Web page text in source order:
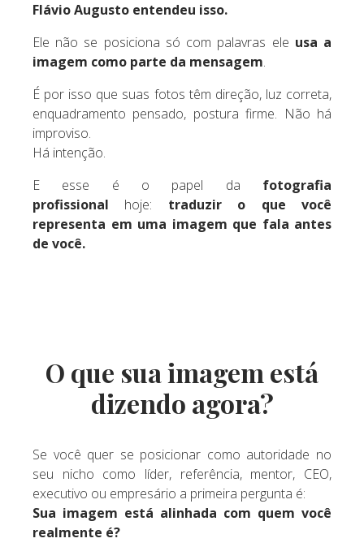
Flávio Augusto entendeu isso.
Ele não se posiciona só com palavras ele usa a
imagem como parte da mensagem.
É por isso que suas fotos têm direção, luz correta,
enquadramento pensado, postura firme. Não há
improviso.
Há intenção.
E esse é o papel da fotografia
profissional hoje: traduzir o que você
representa em uma imagem que fala antes
de você.
O que sua imagem está
dizendo agora?
Se você quer se posicionar como autoridade no
seu nicho como líder, referência, mentor, CEO,
executivo ou empresário a primeira pergunta é:
Sua imagem está alinhada com quem você
realmente é?